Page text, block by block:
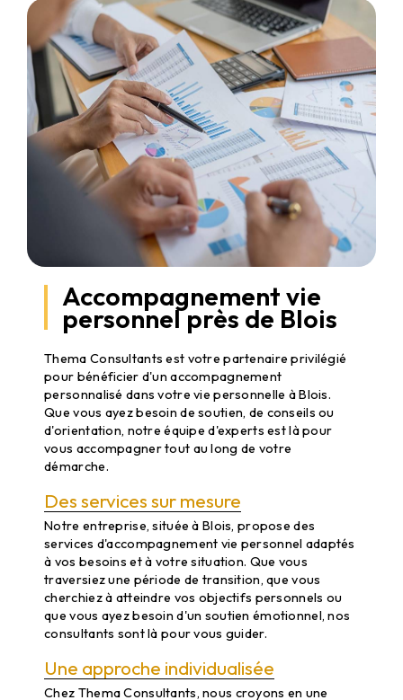
Accompagnement vie
personnel près de Blois
Accompagnement vie personnel à Blois
Thema Consultants est votre partenaire privilégié
pour bénéficier d'un accompagnement
personnalisé dans votre vie personnelle à Blois.
Que vous ayez besoin de soutien, de conseils ou
d'orientation, notre équipe d'experts est là pour
vous accompagner tout au long de votre
démarche.
Des services sur mesure
Notre entreprise, située à Blois, propose des
services d'accompagnement vie personnel adaptés
à vos besoins et à votre situation. Que vous
traversiez une période de transition, que vous
cherchiez à atteindre vos objectifs personnels ou
que vous ayez besoin d'un soutien émotionnel, nos
consultants sont là pour vous guider.
Une approche individualisée
Chez Thema Consultants, nous croyons en une